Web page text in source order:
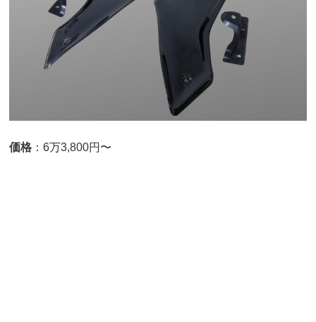
価格 ：6万3,800円〜